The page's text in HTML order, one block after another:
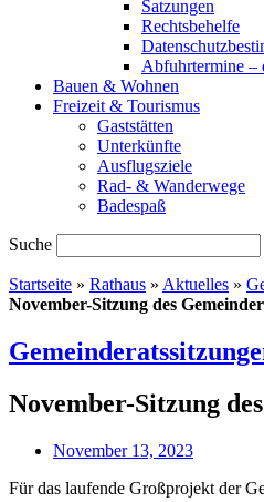
Satzungen
Rechtsbehelfe
Abfuhrtermine –
Bauen & Wohnen
Freizeit & Tourismus
Gaststätten
Unterkünfte
Ausflugsziele
Rad- & Wanderwege
Badespaß
Suche
Startseite » Rathaus » Aktuelles »
November-Sitzung des
November-Sitzung
November 13, 2023
Für das laufende Großprojekt der